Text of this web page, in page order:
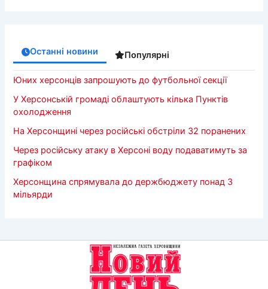
Останні новини Популярні
Юних херсонців запрошують до футбольної секції
У Херсонській громаді облаштують кілька Пунктів
охолодження
На Херсонщині через російські обстріли 32 поранених
Через російську атаку в Херсоні воду подаватимуть за
графіком
Херсонщина спрямувала до держбюджету понад 3
мільярди